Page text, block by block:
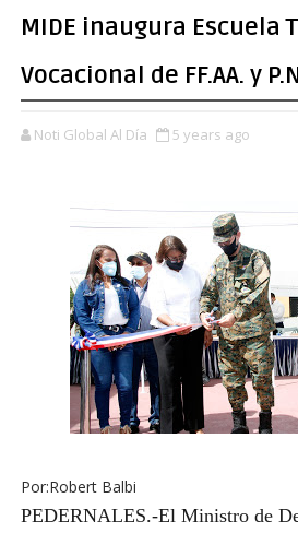
MIDE inaugura Escuela
Vocacional de FF.AA. y
Noti Global Al Día 5 years ago
Por:Robert Balbi
PEDERNALES.-El Ministro de